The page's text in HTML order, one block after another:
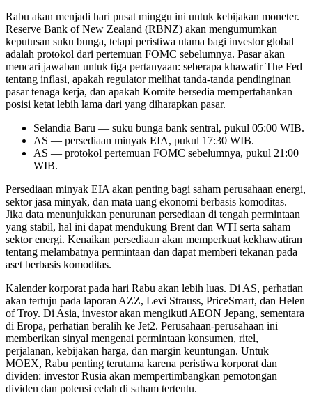
Rabu akan menjadi hari pusat minggu ini untuk kebijakan moneter.
Reserve Bank of New Zealand (RBNZ) akan mengumumkan
keputusan suku bunga, tetapi peristiwa utama bagi investor global
adalah protokol dari pertemuan FOMC sebelumnya. Pasar akan
mencari jawaban untuk tiga pertanyaan: seberapa khawatir The Fed
tentang inflasi, apakah regulator melihat tanda-tanda pendinginan
pasar tenaga kerja, dan apakah Komite bersedia mempertahankan
posisi ketat lebih lama dari yang diharapkan pasar.
Selandia Baru — suku bunga bank sentral, pukul 05:00 WIB.
AS — persediaan minyak EIA, pukul 17:30 WIB.
AS — protokol pertemuan FOMC sebelumnya, pukul 21:00
WIB.
Persediaan minyak EIA akan penting bagi saham perusahaan energi,
sektor jasa minyak, dan mata uang ekonomi berbasis komoditas.
Jika data menunjukkan penurunan persediaan di tengah permintaan
yang stabil, hal ini dapat mendukung Brent dan WTI serta saham
sektor energi. Kenaikan persediaan akan memperkuat kekhawatiran
tentang melambatnya permintaan dan dapat memberi tekanan pada
aset berbasis komoditas.
Kalender korporat pada hari Rabu akan lebih luas. Di AS, perhatian
akan tertuju pada laporan AZZ, Levi Strauss, PriceSmart, dan Helen
of Troy. Di Asia, investor akan mengikuti AEON Jepang, sementara
di Eropa, perhatian beralih ke Jet2. Perusahaan-perusahaan ini
memberikan sinyal mengenai permintaan konsumen, ritel,
perjalanan, kebijakan harga, dan margin keuntungan. Untuk
MOEX, Rabu penting terutama karena peristiwa korporat dan
dividen: investor Rusia akan mempertimbangkan pemotongan
dividen dan potensi celah di saham tertentu.